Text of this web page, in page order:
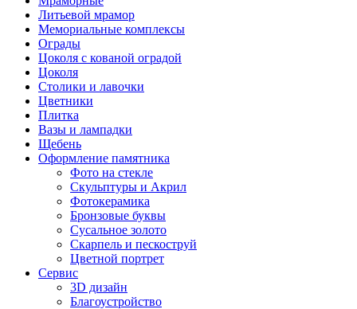
Литьевой мрамор
Мемориальные комплексы
Ограды
Цоколя с кованой оградой
Цоколя
Столики и лавочки
Цветники
Плитка
Вазы и лампадки
Щебень
Оформление памятника
Фото на стекле
Скульптуры и Акрил
Фотокерамика
Бронзовые буквы
Сусальное золото
Скарпель и пескоструй
Цветной портрет
Сервис
3D дизайн
Благоустройство